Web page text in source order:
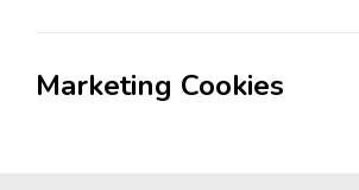
Wareneingang?
Marketing Cookies